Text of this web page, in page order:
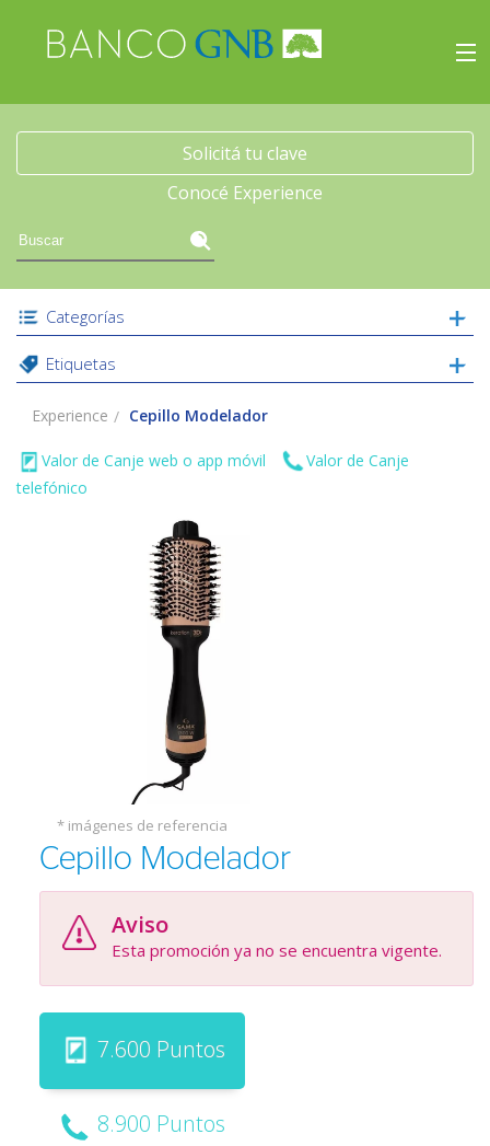
Beneficios
Experience
Acceso
Solicitá tu clave
Conocé Experience
Categorías
Etiquetas
Experience Cepillo Modelador
Valor de Canje web o app móvil
Valor de Canje
telefónico
* imágenes de referencia
Cepillo Modelador
Aviso
Esta promoción ya no se encuentra vigente.
7.600 Puntos
8.900 Puntos